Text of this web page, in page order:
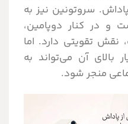
سروتونین نیز به
و در کنار دوپامین،
نقش تقویتی دارد. اما
بالای آن می‌تواند به
منجر شود.